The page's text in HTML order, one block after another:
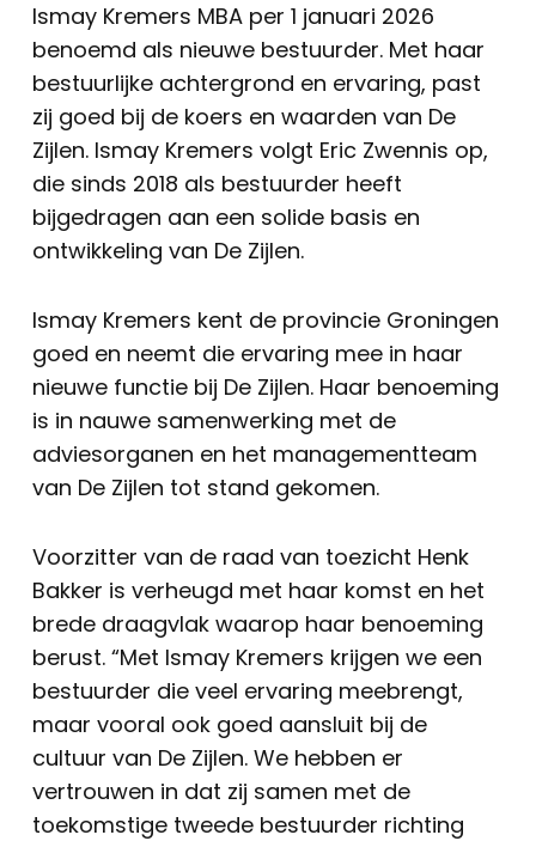
Ismay Kremers MBA per 1 januari 2026
benoemd als nieuwe bestuurder. Met haar
bestuurlijke achtergrond en ervaring, past
zij goed bij de koers en waarden van De
Zijlen. Ismay Kremers volgt Eric Zwennis op,
die sinds 2018 als bestuurder heeft
bijgedragen aan een solide basis en
ontwikkeling van De Zijlen.
Ismay Kremers kent de provincie Groningen
goed en neemt die ervaring mee in haar
nieuwe functie bij De Zijlen. Haar benoeming
is in nauwe samenwerking met de
adviesorganen en het managementteam
van De Zijlen tot stand gekomen.
Voorzitter van de raad van toezicht Henk
Bakker is verheugd met haar komst en het
brede draagvlak waarop haar benoeming
berust. “Met Ismay Kremers krijgen we een
bestuurder die veel ervaring meebrengt,
maar vooral ook goed aansluit bij de
cultuur van De Zijlen. We hebben er
vertrouwen in dat zij samen met de
toekomstige tweede bestuurder richting